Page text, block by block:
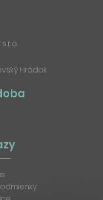
Hrádok